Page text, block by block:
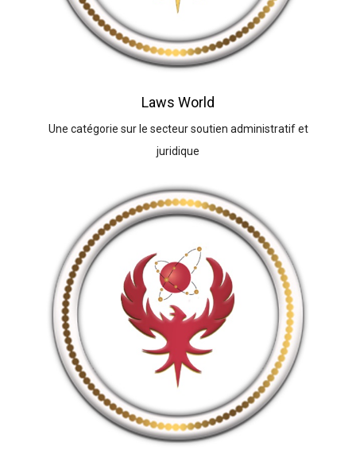
Laws World
Une catégorie sur le secteur soutien administratif et
juridique